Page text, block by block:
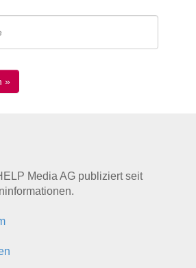
Media AG publiziert seit